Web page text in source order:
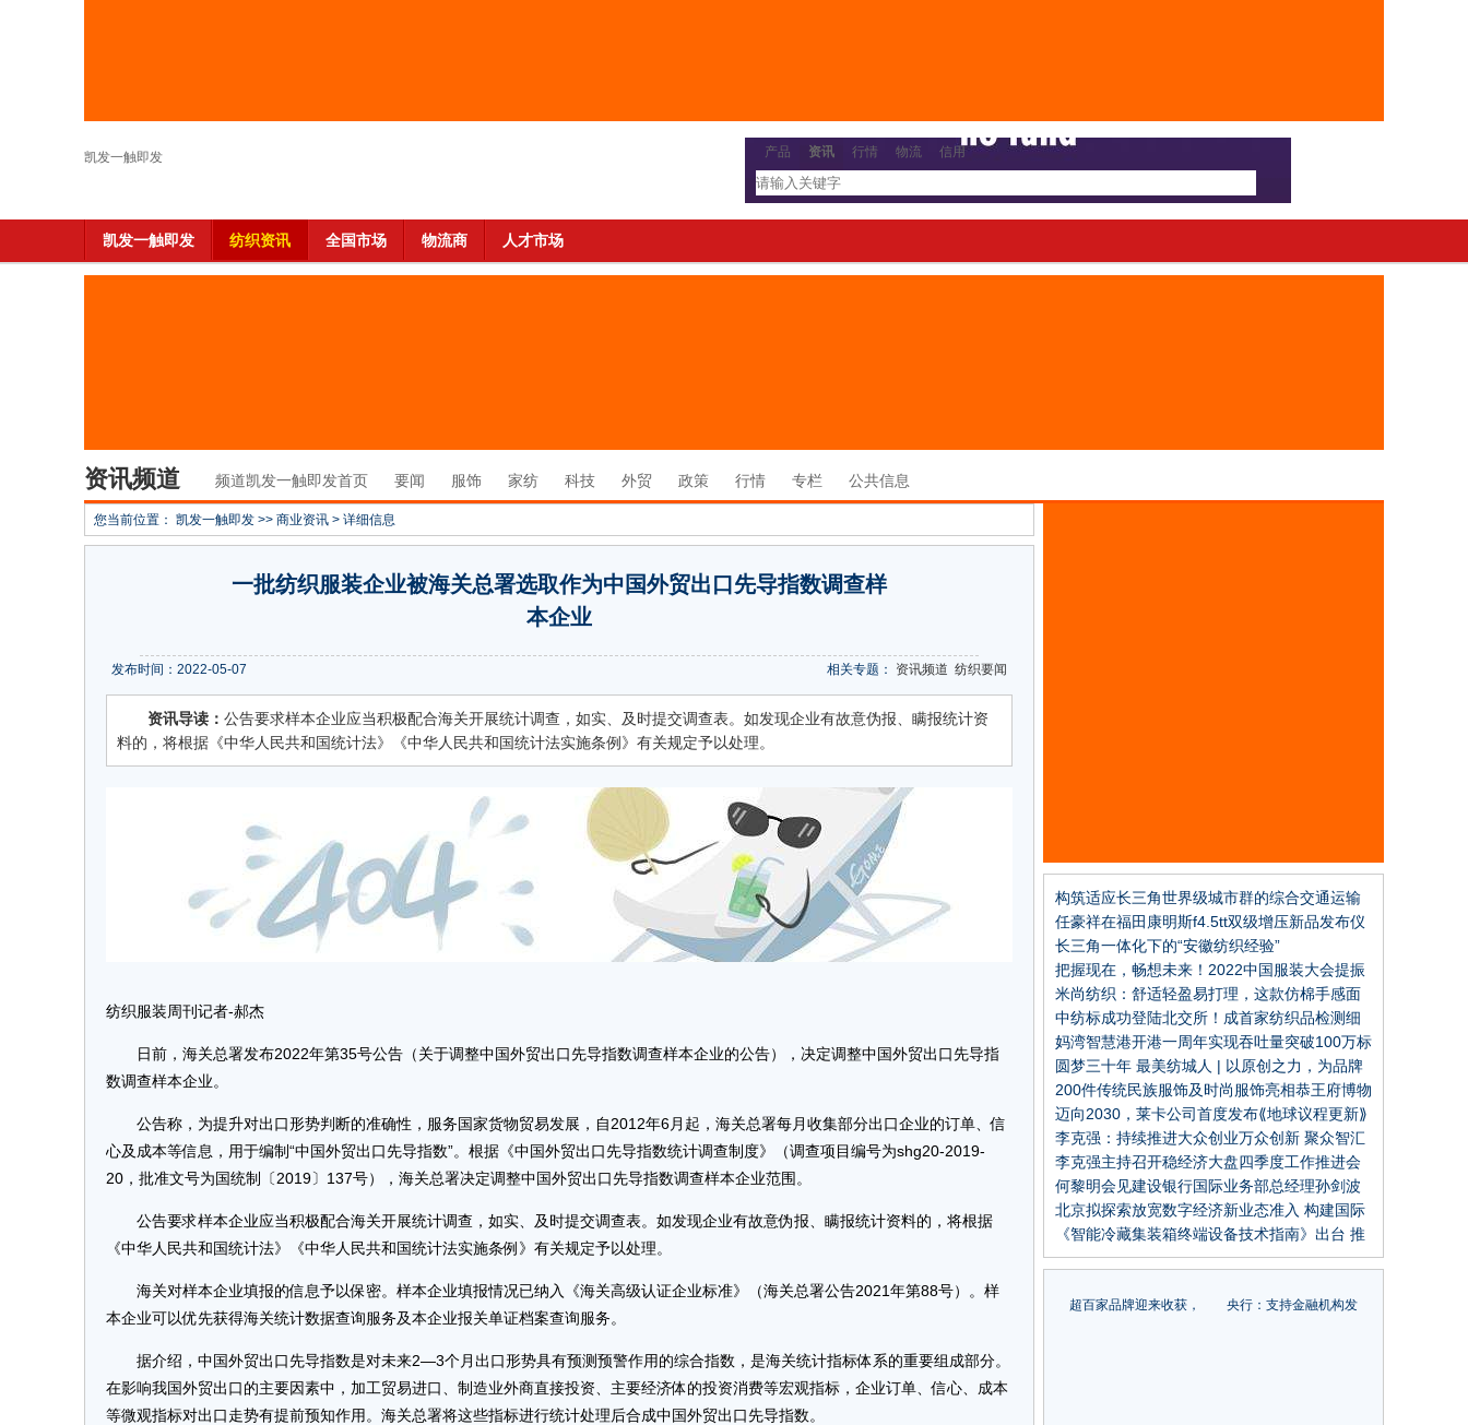
凯发一触即发 产品 资讯 行情 物流 信用
凯发一触即发 纺织资讯 全国市场 物流商 人才市场
资讯频道 频道凯发一触即发首页 要闻 服饰 家纺 科技 外贸 政策 行情 专栏 公共信息
您当前位置： 凯发一触即发 >> 商业资讯 > 详细信息
一批纺织服装企业被海关总署选取作为中国外贸出口先导指数调查样
本企业
相关专题： 资讯频道 纺织要闻
发布时间：2022-05-07
资讯导读： 公告要求样本企业应当积极配合海关开展统计调查，如实、及时提交调查表。如发现企业有故意伪报、瞒报统计资
料的，将根据《中华人民共和国统计法》《中华人民共和国统计法实施条例》有关规定予以处理。
纺织服装周刊记者-郝杰
日前，海关总署发布2022年第35号公告（关于调整中国外贸出口先导指数调查样本企业的公告），决定调整中国外贸出口先导指
数调查样本企业。
公告称，为提升对出口形势判断的准确性，服务国家货物贸易发展，自2012年6月起，海关总署每月收集部分出口企业的订单、信
心及成本等信息，用于编制“中国外贸出口先导指数”。根据《中国外贸出口先导指数统计调查制度》（调查项目编号为shg20-2019-
20，批准文号为国统制〔2019〕137号），海关总署决定调整中国外贸出口先导指数调查样本企业范围。
公告要求样本企业应当积极配合海关开展统计调查，如实、及时提交调查表。如发现企业有故意伪报、瞒报统计资料的，将根据
《中华人民共和国统计法》《中华人民共和国统计法实施条例》有关规定予以处理。
海关对样本企业填报的信息予以保密。样本企业填报情况已纳入《海关高级认证企业标准》（海关总署公告2021年第88号）。样
本企业可以优先获得海关统计数据查询服务及本企业报关单证档案查询服务。
据介绍，中国外贸出口先导指数是对未来2—3个月出口形势具有预测预警作用的综合指数，是海关统计指标体系的重要组成部分。
在影响我国外贸出口的主要因素中，加工贸易进口、制造业外商直接投资、主要经济体的投资消费等宏观指标，企业订单、信心、成本
等微观指标对出口走势有提前预知作用。海关总署将这些指标进行统计处理后合成中国外贸出口先导指数。
构筑适应长三角世界级城市群的综合交通运输
体系
任豪祥在福田康明斯f4.5tt双级增压新品发布仪
式上的讲话
长三角一体化下的“安徽纺织经验”
把握现在，畅想未来！2022中国服装大会提振
行业信心
米尚纺织：舒适轻盈易打理，这款仿棉手感面
料你不能错过！
中纺标成功登陆北交所！成首家纺织品检测细
分领域上市公司
妈湾智慧港开港一周年实现吞吐量突破100万标
箱
圆梦三十年 最美纺城人 | 以原创之力，为品牌
赋能！访浙江捷信纺织科技有限公司总经理刘
化海
200件传统民族服饰及时尚服饰亮相恭王府博物
馆，中华民族服饰艺术展览隆重开幕
迈向2030，莱卡公司首度发布⟪地球议程更新⟫
李克强：持续推进大众创业万众创新 聚众智汇
众力发展市场主体壮大经济新动能
李克强主持召开稳经济大盘四季度工作推进会
议 韩正出席
何黎明会见建设银行国际业务部总经理孙剑波
北京拟探索放宽数字经济新业态准入 构建国际
互联网数据专用通道
《智能冷藏集装箱终端设备技术指南》出台 推
动冷藏集装箱全流程智能化管理
超百家品牌迎来收获，
央行：支持金融机构发